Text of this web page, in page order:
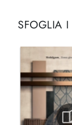
SFOGLIA